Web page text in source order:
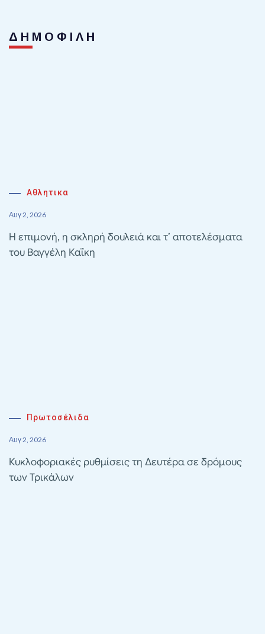
ΔΗΜΟΦΙΛΗ
Αθλητικα
Αυγ 2, 2026
Η επιμονή, η σκληρή δουλειά και τ’ αποτελέσματα
του Βαγγέλη Καΐκη
Πρωτοσέλιδα
Αυγ 2, 2026
Κυκλοφοριακές ρυθμίσεις τη Δευτέρα σε δρόμους
των Τρικάλων